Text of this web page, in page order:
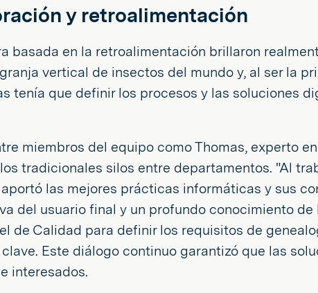
y retroalimentación
basada en la retroalimentación brillaron
vertical de insectos del mundo y, al ser la
tenía que definir los procesos y las soluciones
miembros del equipo como Thomas, experto
tradicionales silos entre departamentos. "Al
las mejores prácticas informáticas y sus
del usuario final y un profundo conocimiento
de Calidad para definir los requisitos de
Este diálogo continuo garantizó que las
interesados.